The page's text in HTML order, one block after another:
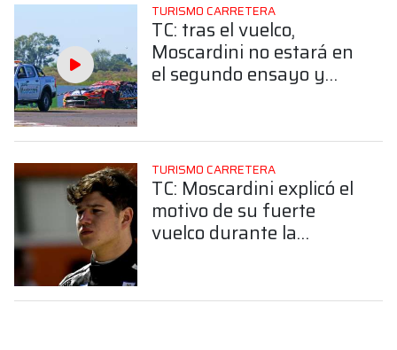
TURISMO CARRETERA
TC: tras el vuelco,
Moscardini no estará en
el segundo ensayo y
TURISMO CARRETERA
TC: Moscardini explicó el
motivo de su fuerte
vuelco durante la